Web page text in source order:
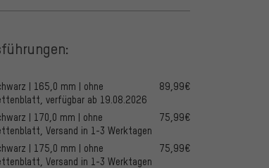
| 165,0 mm | ohne
verfügbar ab 19.08.2026
89,99€
| 170,0 mm | ohne
Versand in 1-3 Werktagen
75,99€
| 175,0 mm | ohne
Versand in 1-3 Werktagen
75,99€